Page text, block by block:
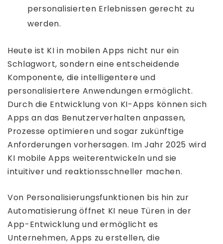
personalisierten Erlebnissen gerecht zu
werden.
Heute ist KI in mobilen Apps nicht nur ein
Schlagwort, sondern eine entscheidende
Komponente, die intelligentere und
personalisiertere Anwendungen ermöglicht.
Durch die Entwicklung von KI-Apps können sich
Apps an das Benutzerverhalten anpassen,
Prozesse optimieren und sogar zukünftige
Anforderungen vorhersagen. Im Jahr 2025 wird
KI mobile Apps weiterentwickeln und sie
intuitiver und reaktionsschneller machen.
Von Personalisierungsfunktionen bis hin zur
Automatisierung öffnet KI neue Türen in der
App-Entwicklung und ermöglicht es
Unternehmen, Apps zu erstellen, die